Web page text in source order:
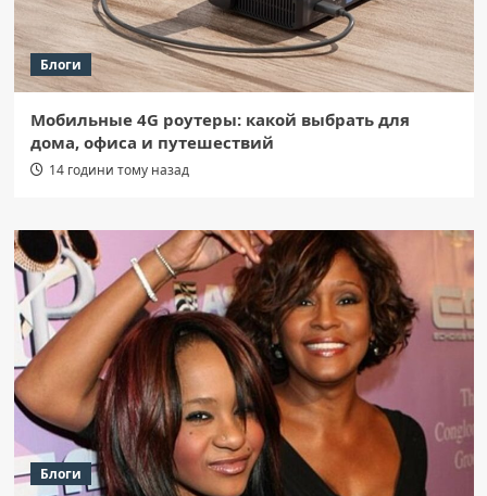
Блоги
Мобильные 4G роутеры: какой выбрать для
дома, офиса и путешествий
14 години тому назад
Блоги